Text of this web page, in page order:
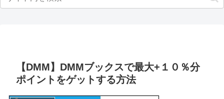
【DMM】DMMブックスで最大+１０％分
ポイントをゲットする方法